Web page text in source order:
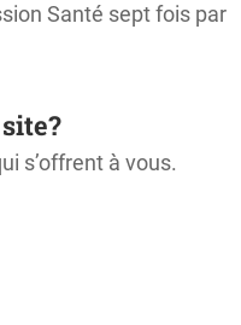
Santé sept fois par
s’offrent à vous.